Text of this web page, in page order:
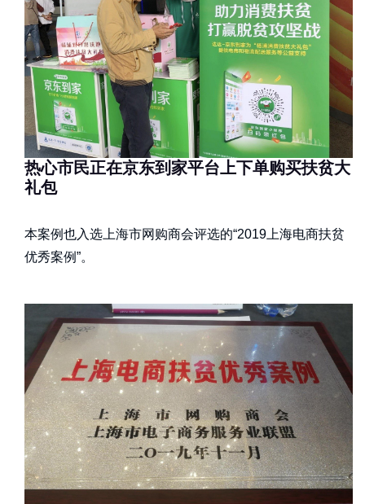
热心市民正在京东到家平台上下单购买扶贫大
礼包
本案例也入选上海市网购商会评选的“2019上海电商扶贫
优秀案例”。